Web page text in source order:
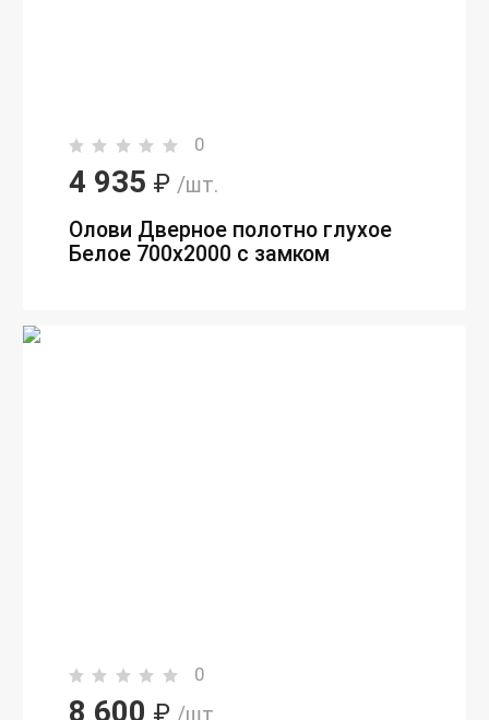
0
4 935 ₽ /шт.
Олови Дверное полотно глухое
Белое 700х2000 с замком
0
8 600 ₽ /шт.